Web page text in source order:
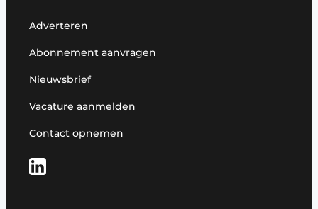
Adverteren
Abonnement aanvragen
Nieuwsbrief
Vacature aanmelden
Contact opnemen